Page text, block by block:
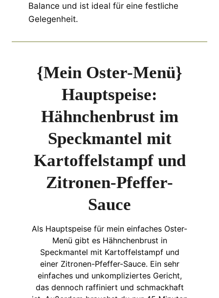
Balance und ist ideal für eine festliche
Gelegenheit.
{Mein Oster-Menü}
Hauptspeise:
Hähnchenbrust im
Speckmantel mit
Kartoffelstampf und
Zitronen-Pfeffer-
Sauce
Als Hauptspeise für mein einfaches Oster-
Menü gibt es Hähnchenbrust in
Speckmantel mit Kartoffelstampf und
einer Zitronen-Pfeffer-Sauce. Ein sehr
einfaches und unkompliziertes Gericht,
das dennoch raffiniert und schmackhaft